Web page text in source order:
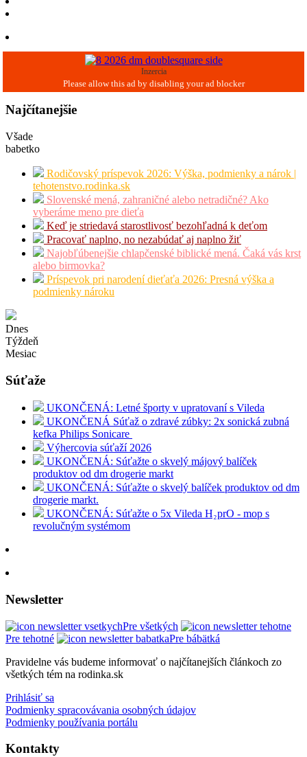
Inzercia
Najčítanejšie
Všade
babetko
Rodičovský príspevok 2026: Výška, podmienky a nárok |
tehotenstvo.rodinka.sk
Slovenské mená, zahraničné alebo netradičné? Ako
vyberáme meno pre dieťa
Keď je striedavá starostlivosť bezohľadná k deťom
Pracovať naplno, no nezabúdať aj naplno žiť
Najobľúbenejšie chlapčenské biblické mená. Čaká vás krst
alebo birmovka?
Príspevok pri narodení dieťaťa 2026: Presná výška a
podmienky nároku
Dnes
Týždeň
Mesiac
Súťaže
UKONČENÁ: Letné športy v upratovaní s Vileda
UKONČENÁ Súťaž o zdravé zúbky: 2x sonická zubná
kefka Philips Sonicare
Výhercovia súťaží 2026
UKONČENÁ: Súťažte o skvelý májový balíček
produktov od dm drogerie markt
UKONČENÁ: Súťažte o skvelý balíček produktov od dm
drogerie markt.
UKONČENÁ: Súťažte o 5x Vileda H₂prO - mop s
revolučným systémom
Newsletter
Pre všetkých
Pre tehotné
Pre bábätká
Pravidelne vás budeme informovať o najčítanejších článkoch zo
všetkých tém na rodinka.sk
Prihlásiť sa
Podmienky spracovávania osobných údajov
Podmienky používania portálu
Kontakty